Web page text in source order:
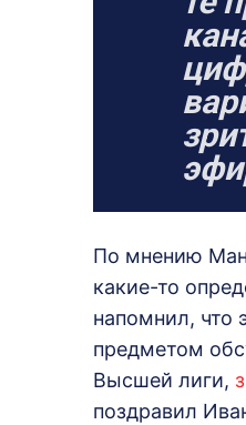
По мнению
какие-то
напомнил, что
предметом
Высшей лиги,
поздравил